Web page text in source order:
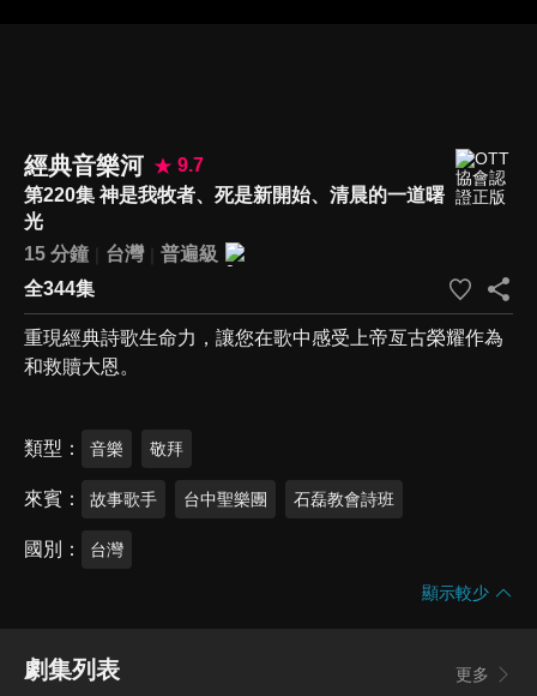
經典音樂河
9.7
第220集 神是我牧者、死是新開始、清晨的一道曙
光
15 分鐘
台灣
普遍級
全344集
重現經典詩歌生命力，讓您在歌中感受上帝亙古榮耀作為
和救贖大恩。
類型 音樂 敬拜
來賓 故事歌手 台中聖樂團 石磊教會詩班
國別 台灣
顯示較少
劇集列表 更多